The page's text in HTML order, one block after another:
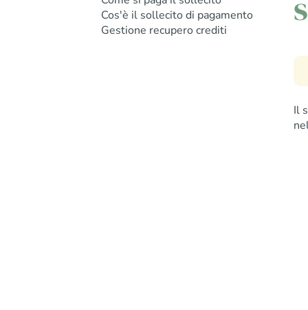
Cos'è il sollecito di pagamento
Gestione recupero crediti
Il